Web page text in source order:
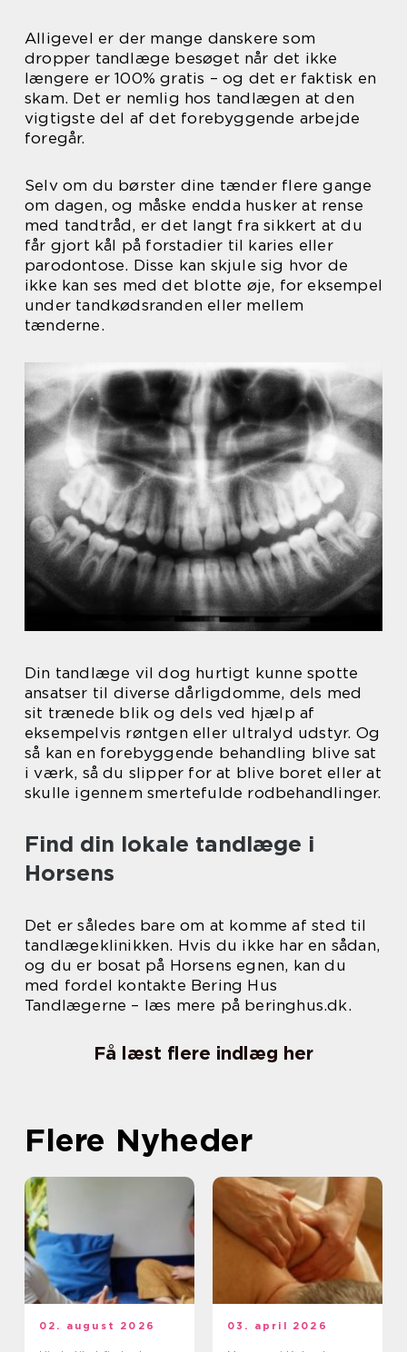
Alligevel er der mange danskere som
dropper tandlæge besøget når det ikke
længere er 100% gratis – og det er faktisk en
skam. Det er nemlig hos tandlægen at den
vigtigste del af det forebyggende arbejde
foregår.
Selv om du børster dine tænder flere gange
om dagen, og måske endda husker at rense
med tandtråd, er det langt fra sikkert at du
får gjort kål på forstadier til karies eller
parodontose. Disse kan skjule sig hvor de
ikke kan ses med det blotte øje, for eksempel
under tandkødsranden eller mellem
tænderne.
Din tandlæge vil dog hurtigt kunne spotte
ansatser til diverse dårligdomme, dels med
sit trænede blik og dels ved hjælp af
eksempelvis røntgen eller ultralyd udstyr. Og
så kan en forebyggende behandling blive sat
i værk, så du slipper for at blive boret eller at
skulle igennem smertefulde rodbehandlinger.
Find din lokale tandlæge i
Horsens
Det er således bare om at komme af sted til
tandlægeklinikken. Hvis du ikke har en sådan,
og du er bosat på Horsens egnen, kan du
med fordel kontakte Bering Hus
Tandlægerne – læs mere på beringhus.dk.
Få læst flere indlæg her
Flere Nyheder
02. august 2026 03. april 2026